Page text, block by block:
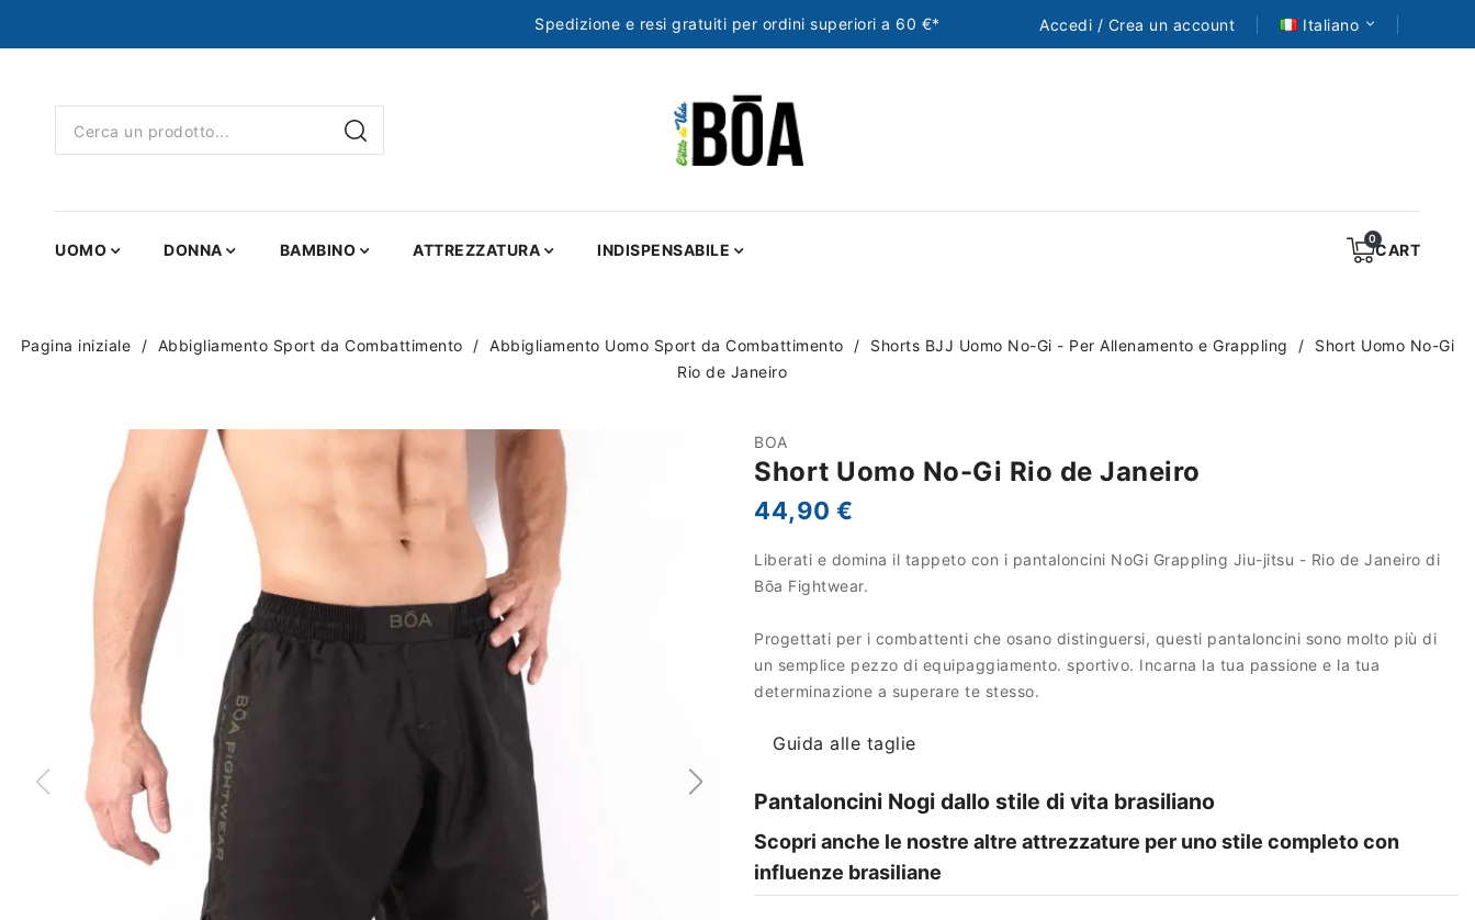
Spedizione e resi gratuiti per ordini superiori a 60 €* Accedi / Crea un account Italiano
UOMO DONNA BAMBINO ATTREZZATURA INDISPENSABILE CART
Pagina iniziale Abbigliamento Sport da Combattimento Abbigliamento Uomo Sport da Combattimento Shorts BJJ Uomo No-Gi - Per Allenamento e Grappling
Short Uomo No-Gi
Rio de Janeiro
BOA
Short Uomo No-Gi Rio de Janeiro
44,90 €
Liberati e domina il tappeto con i pantaloncini NoGi Grappling Jiu-jitsu - Rio de Janeiro di
Bōa Fightwear.
Progettati per i combattenti che osano distinguersi, questi pantaloncini sono molto più di
un semplice pezzo di equipaggiamento. sportivo. Incarna la tua passione e la tua
determinazione a superare te stesso.
Guida alle taglie
Pantaloncini Nogi dallo stile di vita brasiliano
Scopri anche le nostre altre attrezzature per uno stile completo con
influenze brasiliane